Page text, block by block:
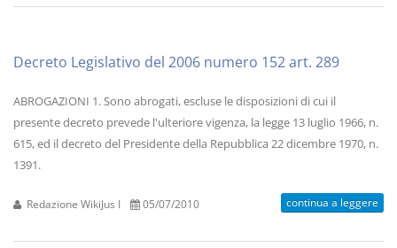
Decreto Legislativo del 2006 numero 152 art. 289
ABROGAZIONI 1. Sono abrogati, escluse le disposizioni di cui il
presente decreto prevede l'ulteriore vigenza, la legge 13 luglio 1966, n.
615, ed il decreto del Presidente della Repubblica 22 dicembre 1970, n.
1391.
Redazione WikiJus I 05/07/2010 continua a leggere